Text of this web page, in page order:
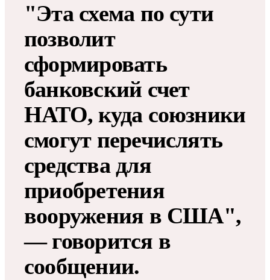
"Эта схема по сути
позволит
сформировать
банковский счет
НАТО, куда союзники
смогут перечислять
средства для
приобретения
вооружения в США",
— говорится в
сообщении.